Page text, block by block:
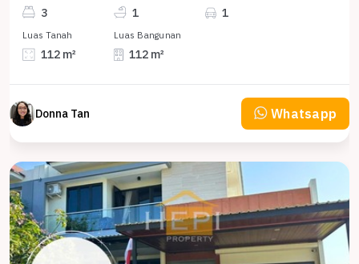
3 1 1
Luas Tanah
112 m²
Luas Bangunan
112 m²
Donna Tan Whatsapp